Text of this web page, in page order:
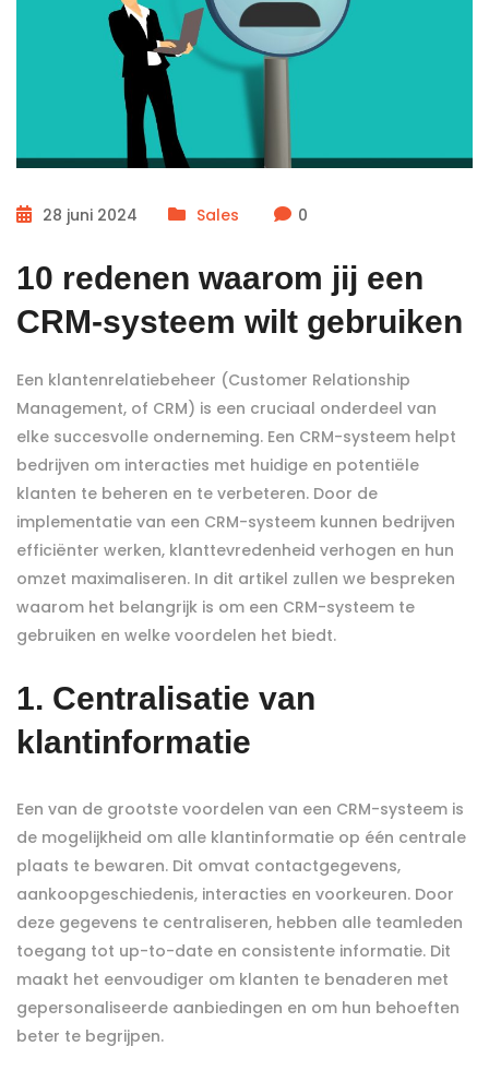
28 juni 2024 Sales 0
10 redenen waarom jij een
CRM-systeem wilt gebruiken
Een klantenrelatiebeheer (Customer Relationship
Management, of CRM) is een cruciaal onderdeel van
elke succesvolle onderneming. Een CRM-systeem helpt
bedrijven om interacties met huidige en potentiële
klanten te beheren en te verbeteren. Door de
implementatie van een CRM-systeem kunnen bedrijven
efficiënter werken, klanttevredenheid verhogen en hun
omzet maximaliseren. In dit artikel zullen we bespreken
waarom het belangrijk is om een CRM-systeem te
gebruiken en welke voordelen het biedt.
1. Centralisatie van
klantinformatie
Een van de grootste voordelen van een CRM-systeem is
de mogelijkheid om alle klantinformatie op één centrale
plaats te bewaren. Dit omvat contactgegevens,
aankoopgeschiedenis, interacties en voorkeuren. Door
deze gegevens te centraliseren, hebben alle teamleden
toegang tot up-to-date en consistente informatie. Dit
maakt het eenvoudiger om klanten te benaderen met
gepersonaliseerde aanbiedingen en om hun behoeften
beter te begrijpen.